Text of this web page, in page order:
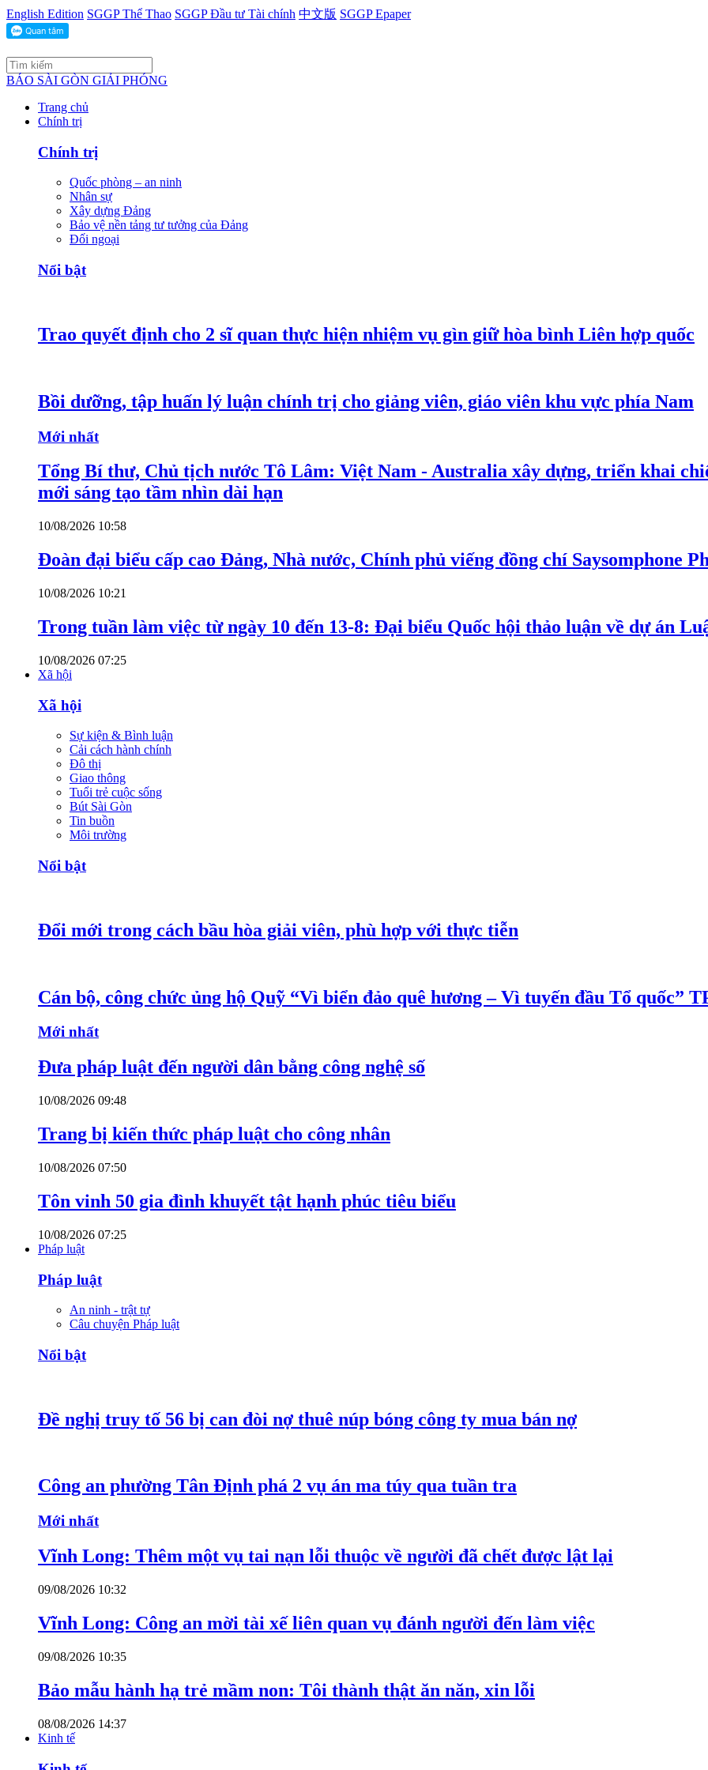
English Edition SGGP Thể Thao SGGP Đầu tư Tài chính 中文版 SGGP Epaper
BÁO SÀI GÒN GIẢI PHÓNG
Trang chủ
Chính trị
Chính trị
Quốc phòng – an ninh
Nhân sự
Xây dựng Đảng
Bảo vệ nền tảng tư tưởng của Đảng
Đối ngoại
Nổi bật
Trao quyết định cho 2 sĩ quan thực hiện nhiệm vụ gìn giữ hòa bình Liên hợp quốc
Bồi dưỡng, tập huấn lý luận chính trị cho giảng viên, giáo viên khu vực phía Nam
Mới nhất
Tổng Bí thư, Chủ tịch nước Tô Lâm: Việt Nam - Australia xây dựng, triển khai
mới sáng tạo tầm nhìn dài hạn
10/08/2026 10:58
Đoàn đại biểu cấp cao Đảng, Nhà nước, Chính phủ viếng đồng chí Saysomphone
10/08/2026 10:21
Trong tuần làm việc từ ngày 10 đến 13-8: Đại biểu Quốc hội thảo luận về dự án
10/08/2026 07:25
Xã hội
Xã hội
Sự kiện & Bình luận
Cải cách hành chính
Đô thị
Giao thông
Tuổi trẻ cuộc sống
Bút Sài Gòn
Tin buồn
Môi trường
Nổi bật
Đổi mới trong cách bầu hòa giải viên, phù hợp với thực tiễn
Cán bộ, công chức ủng hộ Quỹ “Vì biển đảo quê hương – Vì tuyến đầu Tổ quốc”
Mới nhất
Đưa pháp luật đến người dân bằng công nghệ số
10/08/2026 09:48
Trang bị kiến thức pháp luật cho công nhân
10/08/2026 07:50
Tôn vinh 50 gia đình khuyết tật hạnh phúc tiêu biểu
10/08/2026 07:25
Pháp luật
Pháp luật
An ninh - trật tự
Câu chuyện Pháp luật
Nổi bật
Đề nghị truy tố 56 bị can đòi nợ thuê núp bóng công ty mua bán nợ
Công an phường Tân Định phá 2 vụ án ma túy qua tuần tra
Mới nhất
Vĩnh Long: Thêm một vụ tai nạn lỗi thuộc về người đã chết được lật lại
09/08/2026 10:32
Vĩnh Long: Công an mời tài xế liên quan vụ đánh người đến làm việc
09/08/2026 10:35
Bảo mẫu hành hạ trẻ mầm non: Tôi thành thật ăn năn, xin lỗi
08/08/2026 14:37
Kinh tế